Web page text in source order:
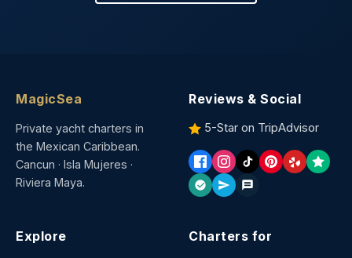
MagicSea
Private yacht charters in
the Mexican Caribbean.
Cancun · Isla Mujeres ·
Riviera Maya.
Reviews & Social
5-Star on TripAdvisor
Explore Charters for